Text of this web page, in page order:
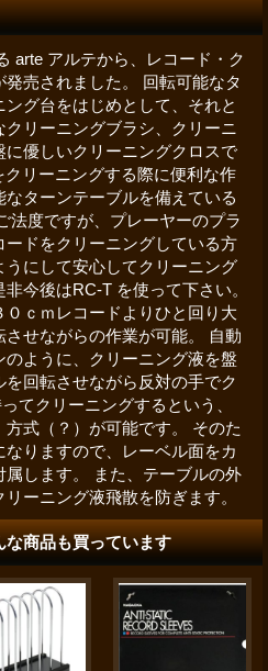
アルテから、レコード・ク
売されました。 回転可能なタ
グ台をはじめとして、それと
リーニングブラシ、クリーニ
優しいクリーニングクロスで
リーニングする際に便利な作
ターンテーブルを備えている
法度ですが、プレーヤーのプラ
ドをクリーニングしている方
にして安心してクリーニング
今後はRC-T を使って下さい。
ｃｍレコードよりひと回り大
せながらの作業が可能。 自動
ように、クリーニング液を盤
回転させながら反対の手でク
てクリーニングするという、
方式（？）が可能です。 そのた
りますので、レーベル面をカ
します。 また、テーブルの外
ーニング液飛散を防ぎます。
商品も買っています